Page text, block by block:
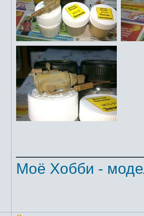
Моё Хобби -